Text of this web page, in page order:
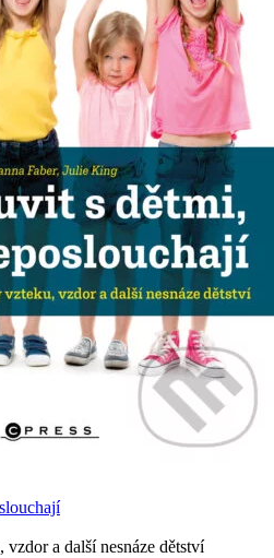
a další nesnáze dětství